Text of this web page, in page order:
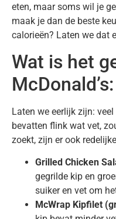
eten, maar soms wil je
maak je dan de beste
calorieën? Laten we dat
Wat is het
McDonald’s:
Laten we eerlijk zijn:
bevatten flink wat vet,
zoekt, zijn er ook
Grilled Chicken
gegrilde kip en
suiker en vet om
McWrap Kipfilet